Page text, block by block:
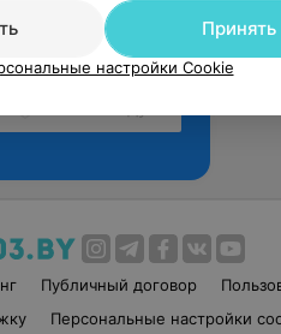
Публичный договор
Персональные настройки
Принять
настройки Cookie